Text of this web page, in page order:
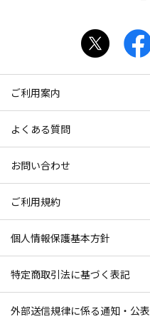
ご利用案内
よくある質問
お問い合わせ
ご利用規約
個人情報保護基本方針
特定商取引法に基づく表記
外部送信規律に係る通知・公表